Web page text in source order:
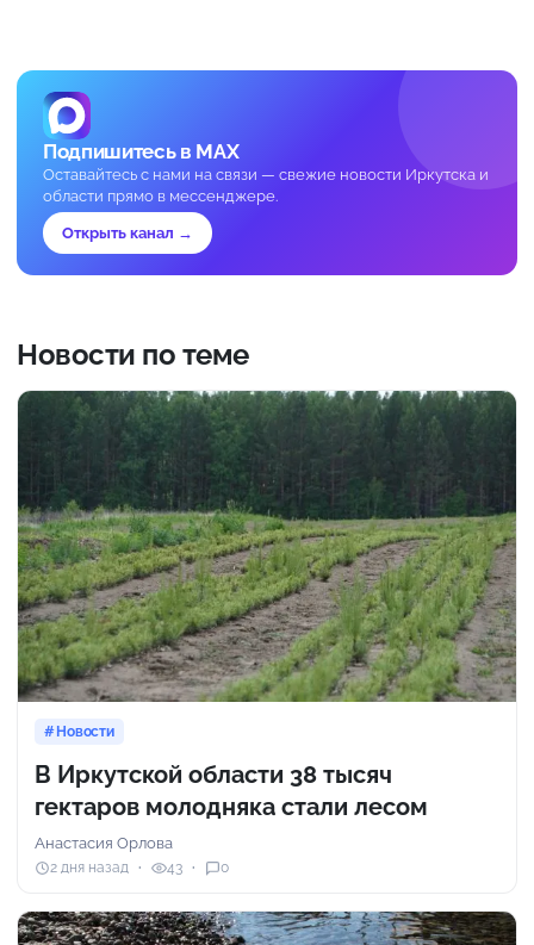
Подпишитесь в MAX
Оставайтесь с нами на связи — свежие новости Иркутска и
области прямо в мессенджере.
Открыть канал →
Новости по теме
Новости
В Иркутской области 38 тысяч
гектаров молодняка стали лесом
Анастасия Орлова
2 дня назад 43 0